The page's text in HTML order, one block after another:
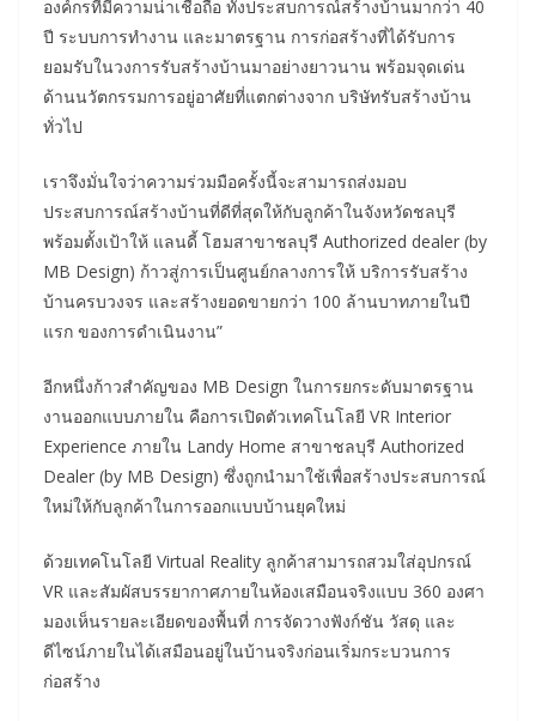
องค์กรที่มีความน่าเชื่อถือ ทั้งประสบการณ์สร้างบ้านมากว่า 40
ปี ระบบการทำงาน และมาตรฐาน การก่อสร้างที่ได้รับการ
ยอมรับในวงการรับสร้างบ้านมาอย่างยาวนาน พร้อมจุดเด่น
ด้านนวัตกรรมการอยู่อาศัยที่แตกต่างจาก บริษัทรับสร้างบ้าน
ทั่วไป
เราจึงมั่นใจว่าความร่วมมือครั้งนี้จะสามารถส่งมอบ
ประสบการณ์สร้างบ้านที่ดีที่สุดให้กับลูกค้าในจังหวัดชลบุรี
พร้อมตั้งเป้าให้ แลนดี้ โฮมสาขาชลบุรี Authorized dealer (by
MB Design) ก้าวสู่การเป็นศูนย์กลางการให้ บริการรับสร้าง
บ้านครบวงจร และสร้างยอดขายกว่า 100 ล้านบาทภายในปี
แรก ของการดำเนินงาน”
อีกหนึ่งก้าวสำคัญของ MB Design ในการยกระดับมาตรฐาน
งานออกแบบภายใน คือการเปิดตัวเทคโนโลยี VR Interior
Experience ภายใน Landy Home สาขาชลบุรี Authorized
Dealer (by MB Design) ซึ่งถูกนำมาใช้เพื่อสร้างประสบการณ์
ใหม่ให้กับลูกค้าในการออกแบบบ้านยุคใหม่
ด้วยเทคโนโลยี Virtual Reality ลูกค้าสามารถสวมใส่อุปกรณ์
VR และสัมผัสบรรยากาศภายในห้องเสมือนจริงแบบ 360 องศา
มองเห็นรายละเอียดของพื้นที่ การจัดวางฟังก์ชัน วัสดุ และ
ดีไซน์ภายในได้เสมือนอยู่ในบ้านจริงก่อนเริ่มกระบวนการ
ก่อสร้าง